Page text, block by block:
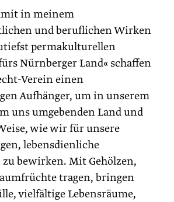
in meinem
und beruflichen Wirken
permakulturellen
Nürnberger Land« schaffen
Verein einen
Aufhänger, um in unserem
uns umgebenden Land und
wie wir für unsere
lebensdienliche
bewirken. Mit Gehölzen,
tragen, bringen
vielfältige Lebensräume,